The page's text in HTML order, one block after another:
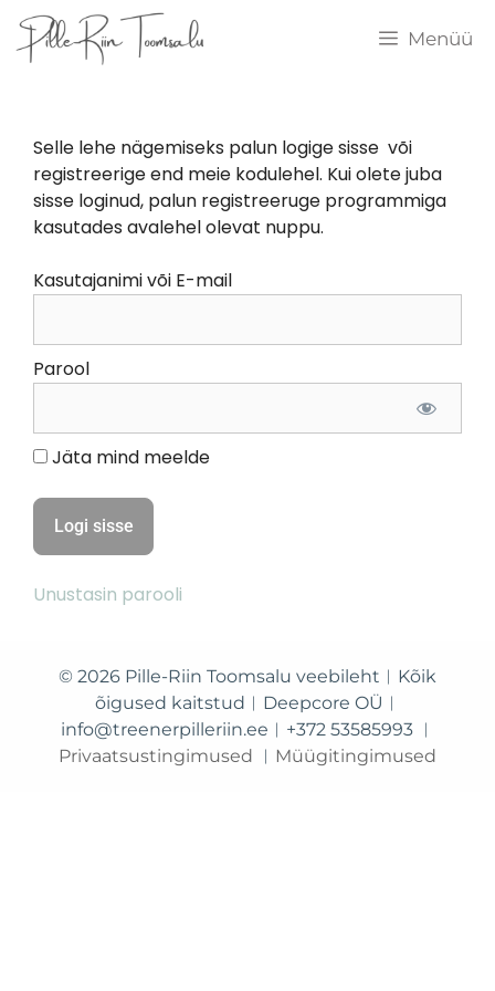
Menüü
Selle lehe nägemiseks palun logige sisse või
registreerige end meie kodulehel. Kui olete juba
sisse loginud, palun registreeruge programmiga
kasutades avalehel olevat nuppu.
Kasutajanimi või E-mail
Parool
Jäta mind meelde
Unustasin parooli
© 2026 Pille-Riin Toomsalu veebileht︱Kõik
õigused kaitstud︱Deepcore OÜ︱
info@treenerpilleriin.ee︱+372 53585993 ︱
Privaatsustingimused ︱ Müügitingimused